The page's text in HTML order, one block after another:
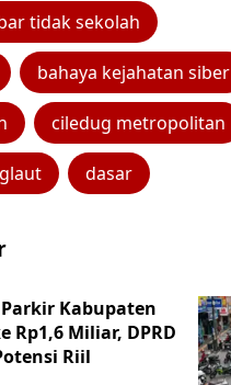
tidak sekolah
bahaya kejahatan siber
ciledug metropolitan
dasar
Kabupaten
Rp1,6 Miliar, DPRD
Riil